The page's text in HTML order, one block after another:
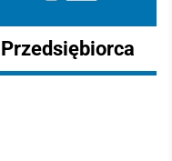
Przedsiębiorca